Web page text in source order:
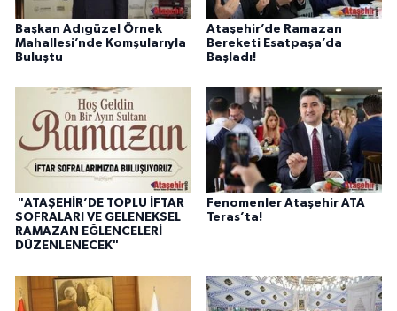
Başkan Adıgüzel Örnek
Mahallesi’nde Komşularıyla
Buluştu
Ataşehir’de Ramazan
Bereketi Esatpaşa’da
Başladı!
"ATAŞEHİR’DE TOPLU İFTAR
SOFRALARI VE GELENEKSEL
RAMAZAN EĞLENCELERİ
DÜZENLENECEK"
Fenomenler Ataşehir ATA
Teras’ta!